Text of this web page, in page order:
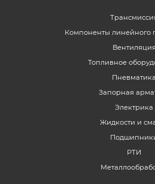
Компоненты линейного
Вентиляция
Топливное
Пневматика
Запорная
Электрика
Жидкости и
РТИ